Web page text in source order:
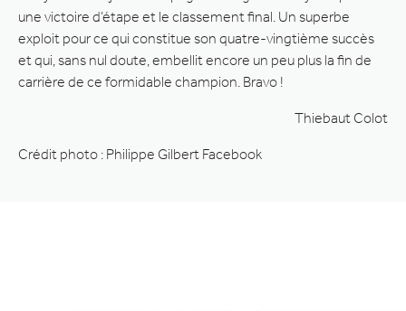
une victoire d’étape et le classement final. Un superbe
exploit pour ce qui constitue son quatre-vingtième succès
et qui, sans nul doute, embellit encore un peu plus la fin de
carrière de ce formidable champion. Bravo !
Thiebaut Colot
Crédit photo : Philippe Gilbert Facebook